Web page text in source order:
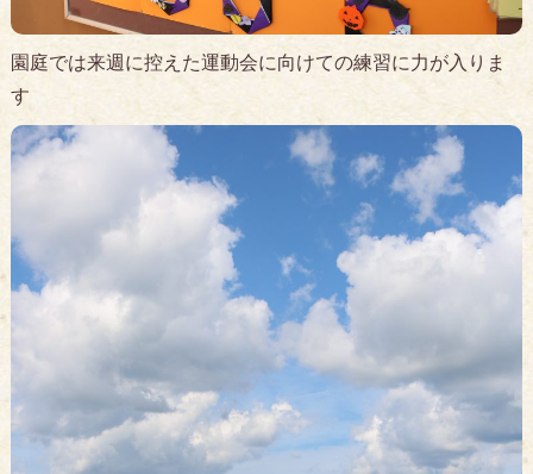
園庭では来週に控えた運動会に向けての練習に力が入りま
す